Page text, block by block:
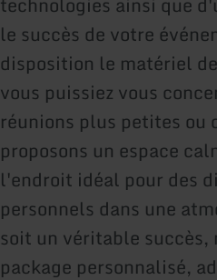
le succès de votre
disposition le matériel
vous puissiez vous
réunions plus petites ou
proposons un espace
l'endroit idéal pour des
personnels dans une
soit un véritable succès,
package personnalisé,